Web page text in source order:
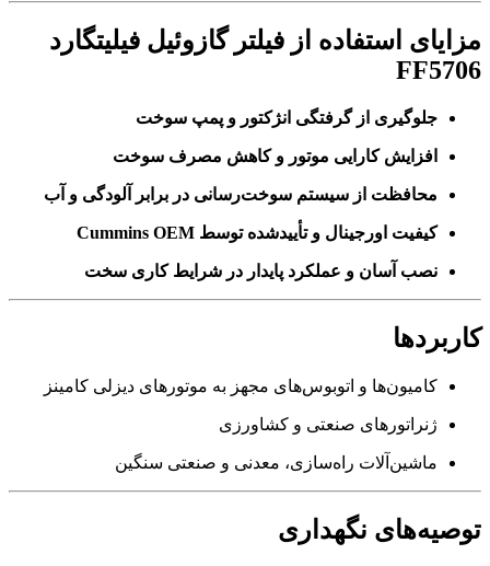
مزایای استفاده از فیلتر گازوئیل فیلیتگارد
FF5706
جلوگیری از گرفتگی انژکتور و پمپ سوخت
افزایش کارایی موتور و کاهش مصرف سوخت
محافظت از سیستم سوخت‌رسانی در برابر آلودگی و آب
کیفیت اورجینال و تأییدشده توسط Cummins OEM
نصب آسان و عملکرد پایدار در شرایط کاری سخت
کاربردها
کامیون‌ها و اتوبوس‌های مجهز به موتورهای دیزلی کامینز
ژنراتورهای صنعتی و کشاورزی
ماشین‌آلات راه‌سازی، معدنی و صنعتی سنگین
توصیه‌های نگهداری